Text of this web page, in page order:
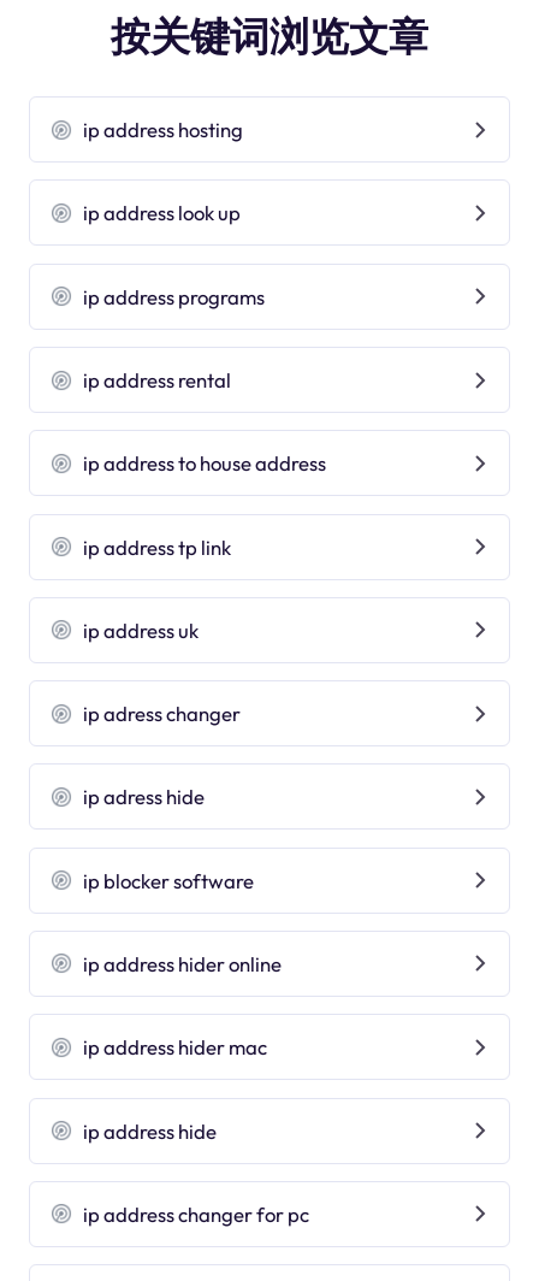
按关键词浏览文章
ip address hosting
ip address look up
ip address programs
ip address rental
ip address to house address
ip address tp link
ip address uk
ip adress changer
ip adress hide
ip blocker software
ip address hider online
ip address hider mac
ip address hide
ip address changer for pc